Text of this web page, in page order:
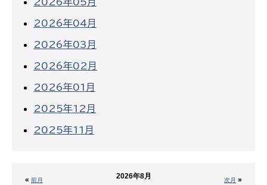
2026年05月
2026年04月
2026年03月
2026年02月
2026年01月
2025年12月
2025年11月
« 前月 次月 »
2026年8月